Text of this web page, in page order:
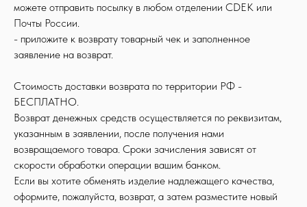
можете отправить посылку в любом отделении CDEK или
Почты России.
- приложите к возврату товарный чек и заполненное
заявление на возврат.
Стоимость доставки возврата по территории РФ -
БЕСПЛАТНО.
Возврат денежных средств осуществляется по реквизитам,
указанным в заявлении, после получения нами
возвращаемого товара. Сроки зачисления зависят от
скорости обработки операции вашим банком.
Если вы хотите обменять изделие надлежащего качества,
оформите, пожалуйста, возврат, а затем разместите новый